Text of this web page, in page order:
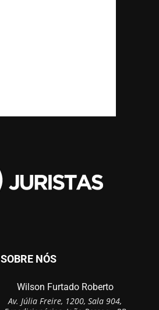
SOBRE NÓS
Wilson Furtado Roberto
Av. Júlia Freire, 1200, Sala 904,